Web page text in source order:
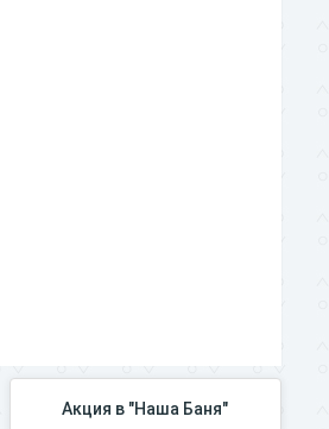
Акция в "Наша Баня"